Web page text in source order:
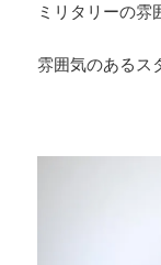
ミリタリーの雰
雰囲気のあるス